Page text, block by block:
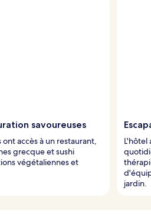
savoureuses
accès à un restaurant,
grecque et sushi
végétaliennes et
L'hôtel
jardin.